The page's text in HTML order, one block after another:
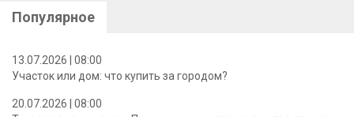
Популярное
13.07.2026 | 08:00
Участок или дом: что купить за городом?
20.07.2026 | 08:00